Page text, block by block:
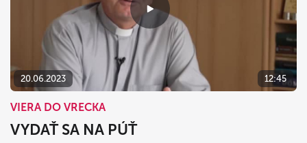
20.06.2023 12:45
VIERA DO VRECKA
VYDAŤ SA NA PÚŤ